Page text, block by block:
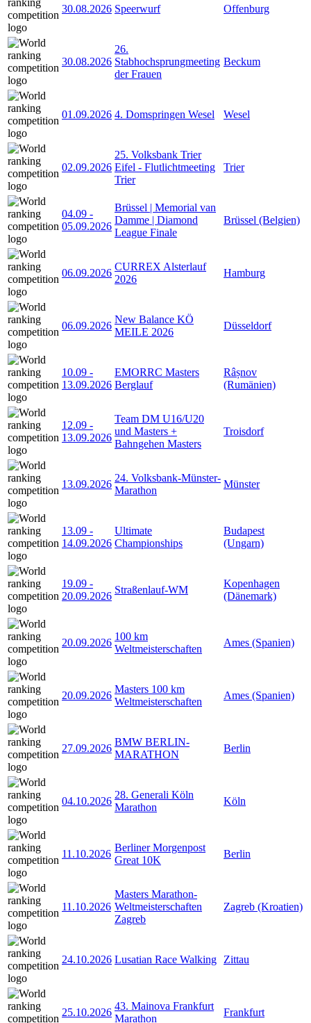
30.08.2026 Speerwurf Offenburg
30.08.2026
26.
Stabhochsprungmeeting
der Frauen
Beckum
01.09.2026 4. Domspringen Wesel Wesel
02.09.2026
25. Volksbank Trier
Eifel - Flutlichtmeeting
Trier
Trier
04.09 -
05.09.2026
Brüssel | Memorial van
Damme | Diamond
League Finale
Brüssel (Belgien)
06.09.2026
CURREX Alsterlauf
2026
Hamburg
06.09.2026
New Balance KÖ
MEILE 2026
Düsseldorf
10.09 -
13.09.2026
EMORRC Masters
Berglauf
Râșnov
(Rumänien)
12.09 -
13.09.2026
Team DM U16/U20
und Masters +
Bahngehen Masters
Troisdorf
13.09.2026
24. Volksbank-Münster-
Marathon
Münster
13.09 -
14.09.2026
Ultimate
Championships
Budapest
(Ungarn)
19.09 -
20.09.2026
Straßenlauf-WM
Kopenhagen
(Dänemark)
20.09.2026
100 km
Weltmeisterschaften
Ames (Spanien)
20.09.2026
Masters 100 km
Weltmeisterschaften
Ames (Spanien)
27.09.2026
BMW BERLIN-
MARATHON
Berlin
04.10.2026
28. Generali Köln
Marathon
Köln
11.10.2026
Berliner Morgenpost
Great 10K
Berlin
11.10.2026
Masters Marathon-
Weltmeisterschaften
Zagreb
Zagreb (Kroatien)
24.10.2026 Lusatian Race Walking Zittau
25.10.2026
43. Mainova Frankfurt
Marathon
Frankfurt